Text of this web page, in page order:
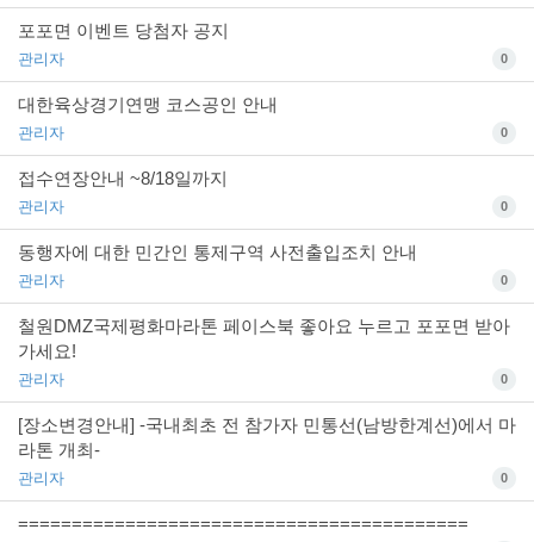
포포면 이벤트 당첨자 공지
관리자 0
대한육상경기연맹 코스공인 안내
관리자 0
접수연장안내 ~8/18일까지
관리자 0
동행자에 대한 민간인 통제구역 사전출입조치 안내
관리자 0
철원DMZ국제평화마라톤 페이스북 좋아요 누르고 포포면 받아
가세요!
관리자 0
[장소변경안내] -국내최초 전 참가자 민통선(남방한계선)에서 마
라톤 개최-
관리자 0
==========================================